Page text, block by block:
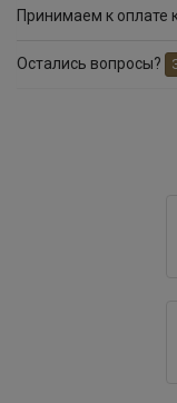
Принимаем к оплате
Остались вопросы?